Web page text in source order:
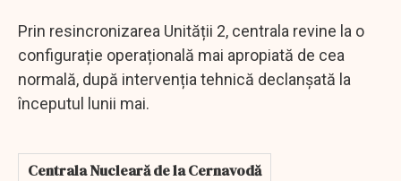
Prin resincronizarea Unității 2, centrala revine la o
configurație operațională mai apropiată de cea
normală, după intervenția tehnică declanșată la
începutul lunii mai.
Centrala Nucleară de la Cernavodă